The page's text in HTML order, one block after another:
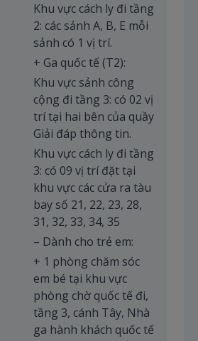
Khu vực cách ly đi tầng
2: các sảnh A, B, E mỗi
sảnh có 1 vị trí.
+ Ga quốc tế (T2):
Khu vực sảnh công
cộng đi tầng 3: có 02 vị
trí tại hai bên của quầy
Giải đáp thông tin.
Khu vực cách ly đi tầng
3: có 09 vị trí đặt tại
khu vực các cửa ra tàu
bay số 21, 22, 23, 28,
31, 32, 33, 34, 35
– Dành cho trẻ em:
+ 1 phòng chăm sóc
em bé tại khu vực
phòng chờ quốc tế đi,
tầng 3, cánh Tây, Nhà
ga hành khách quốc tế